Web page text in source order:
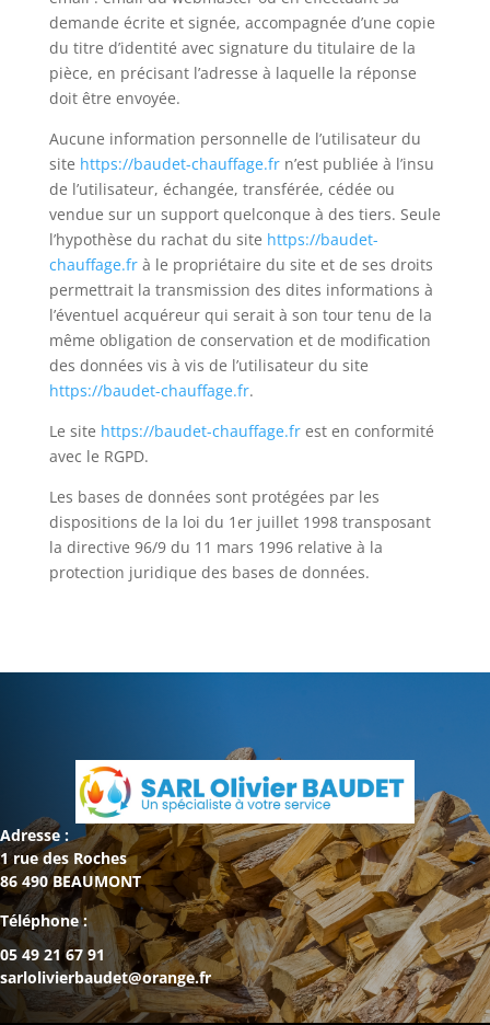
demande écrite et signée, accompagnée d’une copie
du titre d’identité avec signature du titulaire de la
pièce, en précisant l’adresse à laquelle la réponse
doit être envoyée.
Aucune information personnelle de l’utilisateur du
site https://baudet-chauffage.fr n’est publiée à l’insu
de l’utilisateur, échangée, transférée, cédée ou
vendue sur un support quelconque à des tiers. Seule
l’hypothèse du rachat du site https://baudet-
chauffage.frà le propriétaire du site et de ses droits
permettrait la transmission des dites informations à
l’éventuel acquéreur qui serait à son tour tenu de la
même obligation de conservation et de modification
des données vis à vis de l’utilisateur du site
https://baudet-chauffage.fr.
Le site https://baudet-chauffage.frest en conformité
avec le RGPD.
Les bases de données sont protégées par les
dispositions de la loi du 1er juillet 1998 transposant
la directive 96/9 du 11 mars 1996 relative à la
protection juridique des bases de données.
Adresse :
1 rue des Roches
86 490 BEAUMONT
Téléphone :
05 49 21 67 91
sarlolivierbaudet@orange.fr